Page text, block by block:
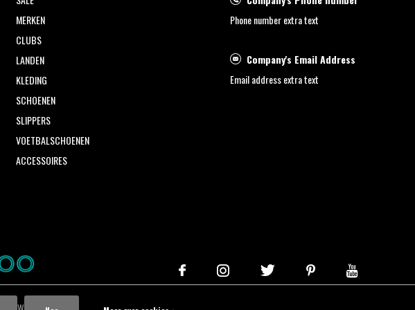
MERKEN
CLUBS
LANDEN
KLEDING
SCHOENEN
SLIPPERS
VOETBALSCHOENEN
ACCESSOIRES
Phone number extra text
Company's Email Address
Email address extra text